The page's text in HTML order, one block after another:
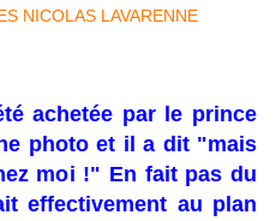
achetée par le prince
photo et il a dit "mais
moi !" En fait pas du
effectivement au plan